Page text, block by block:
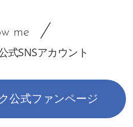
me
式SNSアカウント
公式ファンページ